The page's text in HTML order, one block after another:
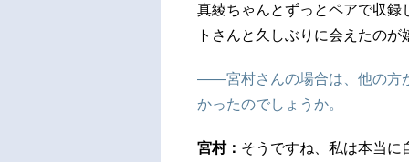
真綾ちゃんとずっとペアで収録
トさんと久しぶりに会えたのが
――宮村さんの場合は、他の方
かったのでしょうか。
宮村： そうですね、私は本当に